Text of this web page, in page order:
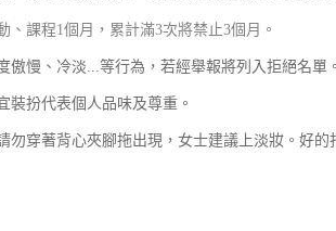
、課程1個月，累計滿3次將禁止3個月。
傲慢、冷淡...等行為，若經舉報將列入拒絕名單
裝扮代表個人品味及尊重。
著背心夾腳拖出現，女士建議上淡妝。好的